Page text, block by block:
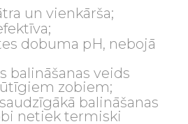
un vienkārša;
dobuma pH, nebojā
balināšanas veids
zobiem;
balināšanas
netiek termiski